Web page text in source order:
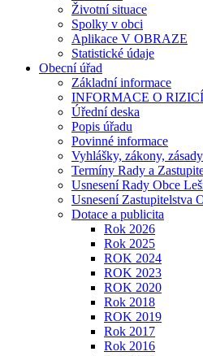
Životní situace
Spolky v obci
Aplikace V OBRAZE
Statistické údaje
Obecní úřad
Základní informace
INFORMACE O
Úřední deska
Popis úřadu
Povinné informace
Vyhlášky, zákony,
Termíny Rady a
Usnesení Rady Obce
Usnesení Zastupitelstva
Dotace a publicita
Rok 2026
Rok 2025
ROK 2024
ROK 2023
ROK 2020
Rok 2018
ROK 2019
Rok 2017
Rok 2016